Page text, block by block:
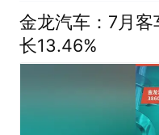
金龙汽车：7月
长13.46%